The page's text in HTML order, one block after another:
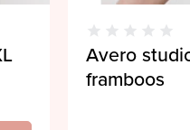
Avero
framboos